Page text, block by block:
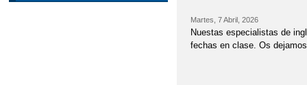
Martes, 7 Abril, 2026
Nuestas especialistas de
fechas en clase. Os